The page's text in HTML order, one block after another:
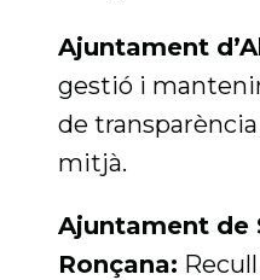
Ajuntament
gestió i
de
mitjà.
Ajuntament de
Ronçana: